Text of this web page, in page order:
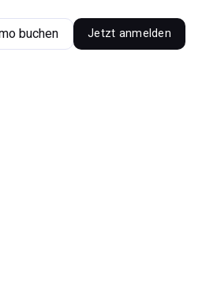
buchen Jetzt anmelden